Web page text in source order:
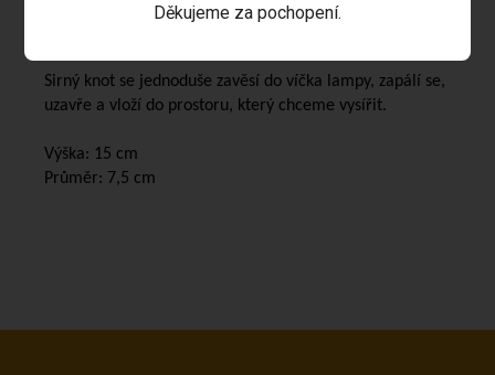
Sirná lampa - nerezslouží k bezpečnému vysiřování
Sirný knot se jednoduše zavěsí do víčka lampy, zapálí se,
uzavře a vloží do prostoru, který chceme vysířit.
Výška: 15 cm
Průměr: 7,5 cm
Děkujeme za pochopení.